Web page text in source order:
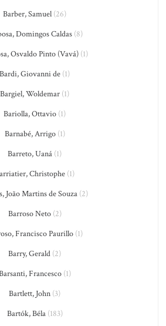
Barber, Samuel (26)
Domingos Caldas (8)
Osvaldo Pinto (Vavá) (1)
Bardi, Giovanni de (1)
Bargiel, Woldemar (1)
Bariolla, Ottavio (1)
Barnabé, Arrigo(1)
Barreto, Uaná (1)
Christophe (1)
João Martins de Souza (2)
Barroso Neto(2)
Francisco Paurillo (1)
Barry, Gerald (2)
Francesco(1)
Bartlett, John (3)
Bartók, Béla(183)